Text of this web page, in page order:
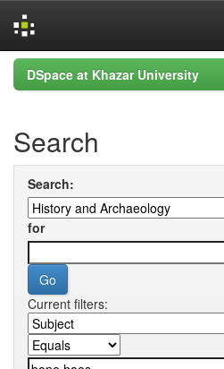
Skip
navigation
DSpace at Khazar University
Search
Search:
for
Current filters: